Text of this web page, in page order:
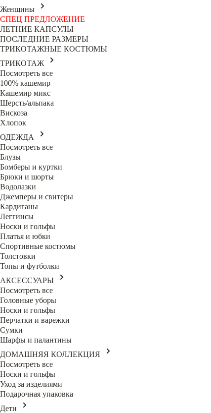
Женщины
СПЕЦ ПРЕДЛОЖЕНИЕ
ЛЕТНИЕ КАПСУЛЫ
ПОСЛЕДНИЕ РАЗМЕРЫ
ТРИКОТАЖНЫЕ КОСТЮМЫ
ТРИКОТАЖ
Посмотреть все
100% кашемир
Кашемир микс
Шерсть/альпака
Вискоза
Хлопок
ОДЕЖДА
Посмотреть все
Блузы
Бомберы и куртки
Брюки и шорты
Водолазки
Джемперы и свитеры
Кардиганы
Леггинсы
Носки и гольфы
Платья и юбки
Спортивные костюмы
Толстовки
Топы и футболки
АКСЕССУАРЫ
Посмотреть все
Головные уборы
Носки и гольфы
Перчатки и варежки
Сумки
Шарфы и палантины
ДОМАШНЯЯ КОЛЛЕКЦИЯ
Посмотреть все
Носки и гольфы
Уход за изделиями
Подарочная упаковка
Дети